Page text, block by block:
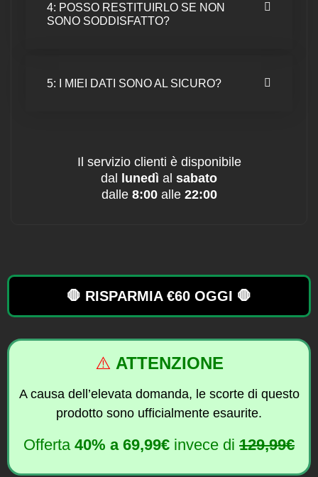
4: POSSO RESTITUIRLO SE NON
SONO SODDISFATTO?
5: I MIEI DATI SONO AL SICURO?
Il servizio clienti è disponibile
dal lunedì al sabato
dalle 8:00alle 22:00
🛑 RISPARMIA €60 OGGI 🛑
⚠️ ATTENZIONE
A causa dell’elevata domanda, le scorte di questo
prodotto sono ufficialmente esaurite.
Offerta 40% a 69,99€ invece di 129,99€